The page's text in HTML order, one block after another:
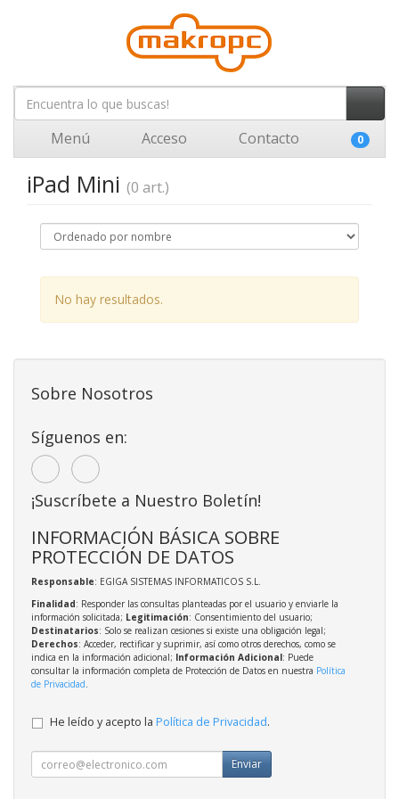
Menú Acceso Contacto 0
iPad Mini (0 art.)
No hay resultados.
Sobre Nosotros
Síguenos en:
¡Suscríbete a Nuestro Boletín!
INFORMACIÓN BÁSICA SOBRE
PROTECCIÓN DE DATOS
Responsable: EGIGA SISTEMAS INFORMATICOS S.L.
Finalidad: Responder las consultas planteadas por el usuario y enviarle la
información solicitada; Legitimación: Consentimiento del usuario;
Destinatarios: Solo se realizan cesiones si existe una obligación legal;
Derechos: Acceder, rectificar y suprimir, así como otros derechos, como se
indica en la información adicional; Información Adicional: Puede
consultar la información completa de Protección de Datos en nuestra Política
de Privacidad.
He leído y acepto la Política de Privacidad.
Enviar